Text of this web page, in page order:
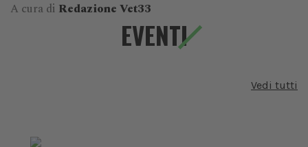
A cura di Redazione Vet33
EVENTI
Vedi tutti